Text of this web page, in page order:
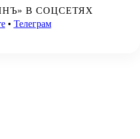
В СОЦСЕТЯХ
• Телеграм